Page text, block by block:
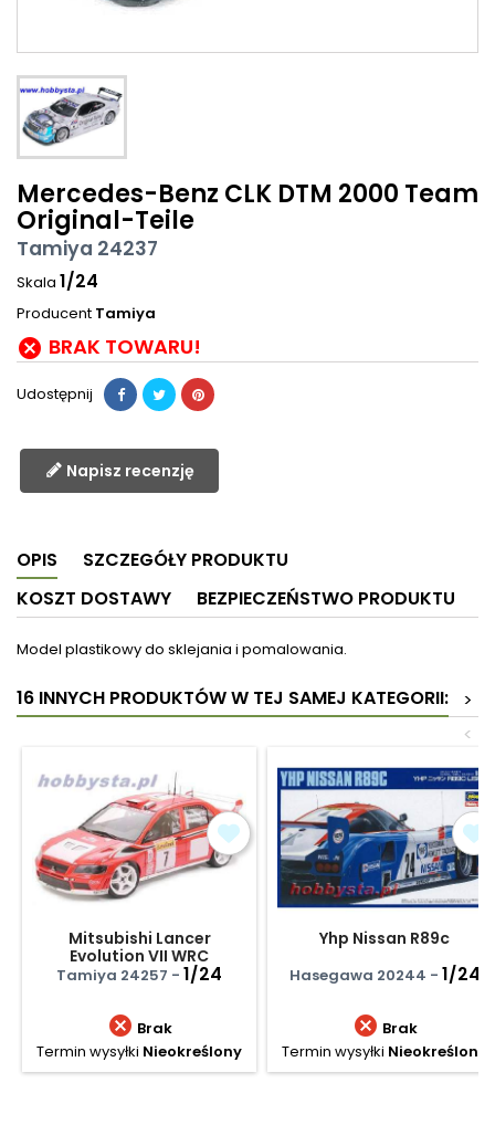
Mercedes-Benz CLK DTM 2000 Team
Original-Teile
Tamiya 24237
Skala 1/24
Producent Tamiya
 BRAK TOWARU!
Udostępnij
Napisz recenzję
OPIS
SZCZEGÓŁY PRODUKTU
KOSZT DOSTAWY
BEZPIECZEŃSTWO PRODUKTU
Model plastikowy do sklejania i pomalowania.
16 INNYCH PRODUKTÓW W TEJ SAMEJ KATEGORII:
>
<
Mitsubishi Lancer
Evolution VII WRC
Tamiya 24257 - 1/24
 Brak
Termin wysyłki Nieokreślony
Yhp Nissan R89c
Hasegawa 20244 - 1/24
 Brak
Termin wysyłki Nieokreślony